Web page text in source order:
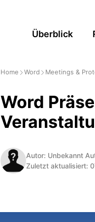
Überblick
Home Word Meetings &
Word
Autor: Unbekannt
Zuletzt aktualisiert: